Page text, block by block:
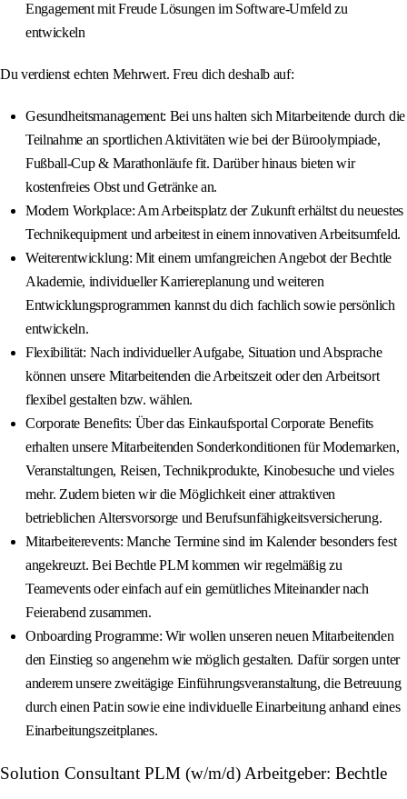
Engagement mit Freude Lösungen im Software-Umfeld zu
entwickeln
Du verdienst echten Mehrwert. Freu dich deshalb auf:
Gesundheitsmanagement: Bei uns halten sich Mitarbeitende durch die
Teilnahme an sportlichen Aktivitäten wie bei der Büroolympiade,
Fußball-Cup & Marathonläufe fit. Darüber hinaus bieten wir
kostenfreies Obst und Getränke an.
Modern Workplace: Am Arbeitsplatz der Zukunft erhältst du neuestes
Technikequipment und arbeitest in einem innovativen Arbeitsumfeld.
Weiterentwicklung: Mit einem umfangreichen Angebot der Bechtle
Akademie, individueller Karriereplanung und weiteren
Entwicklungsprogrammen kannst du dich fachlich sowie persönlich
entwickeln.
Flexibilität: Nach individueller Aufgabe, Situation und Absprache
können unsere Mitarbeitenden die Arbeitszeit oder den Arbeitsort
flexibel gestalten bzw. wählen.
Corporate Benefits: Über das Einkaufsportal Corporate Benefits
erhalten unsere Mitarbeitenden Sonderkonditionen für Modemarken,
Veranstaltungen, Reisen, Technikprodukte, Kinobesuche und vieles
mehr. Zudem bieten wir die Möglichkeit einer attraktiven
betrieblichen Altersvorsorge und Berufsunfähigkeitsversicherung.
Mitarbeiterevents: Manche Termine sind im Kalender besonders fest
angekreuzt. Bei Bechtle PLM kommen wir regelmäßig zu
Teamevents oder einfach auf ein gemütliches Miteinander nach
Feierabend zusammen.
Onboarding Programme: Wir wollen unseren neuen Mitarbeitenden
den Einstieg so angenehm wie möglich gestalten. Dafür sorgen unter
anderem unsere zweitägige Einführungsveranstaltung, die Betreuung
durch einen Pat:in sowie eine individuelle Einarbeitung anhand eines
Einarbeitungszeitplanes.
Solution Consultant PLM (w/m/d) Arbeitgeber: Bechtle